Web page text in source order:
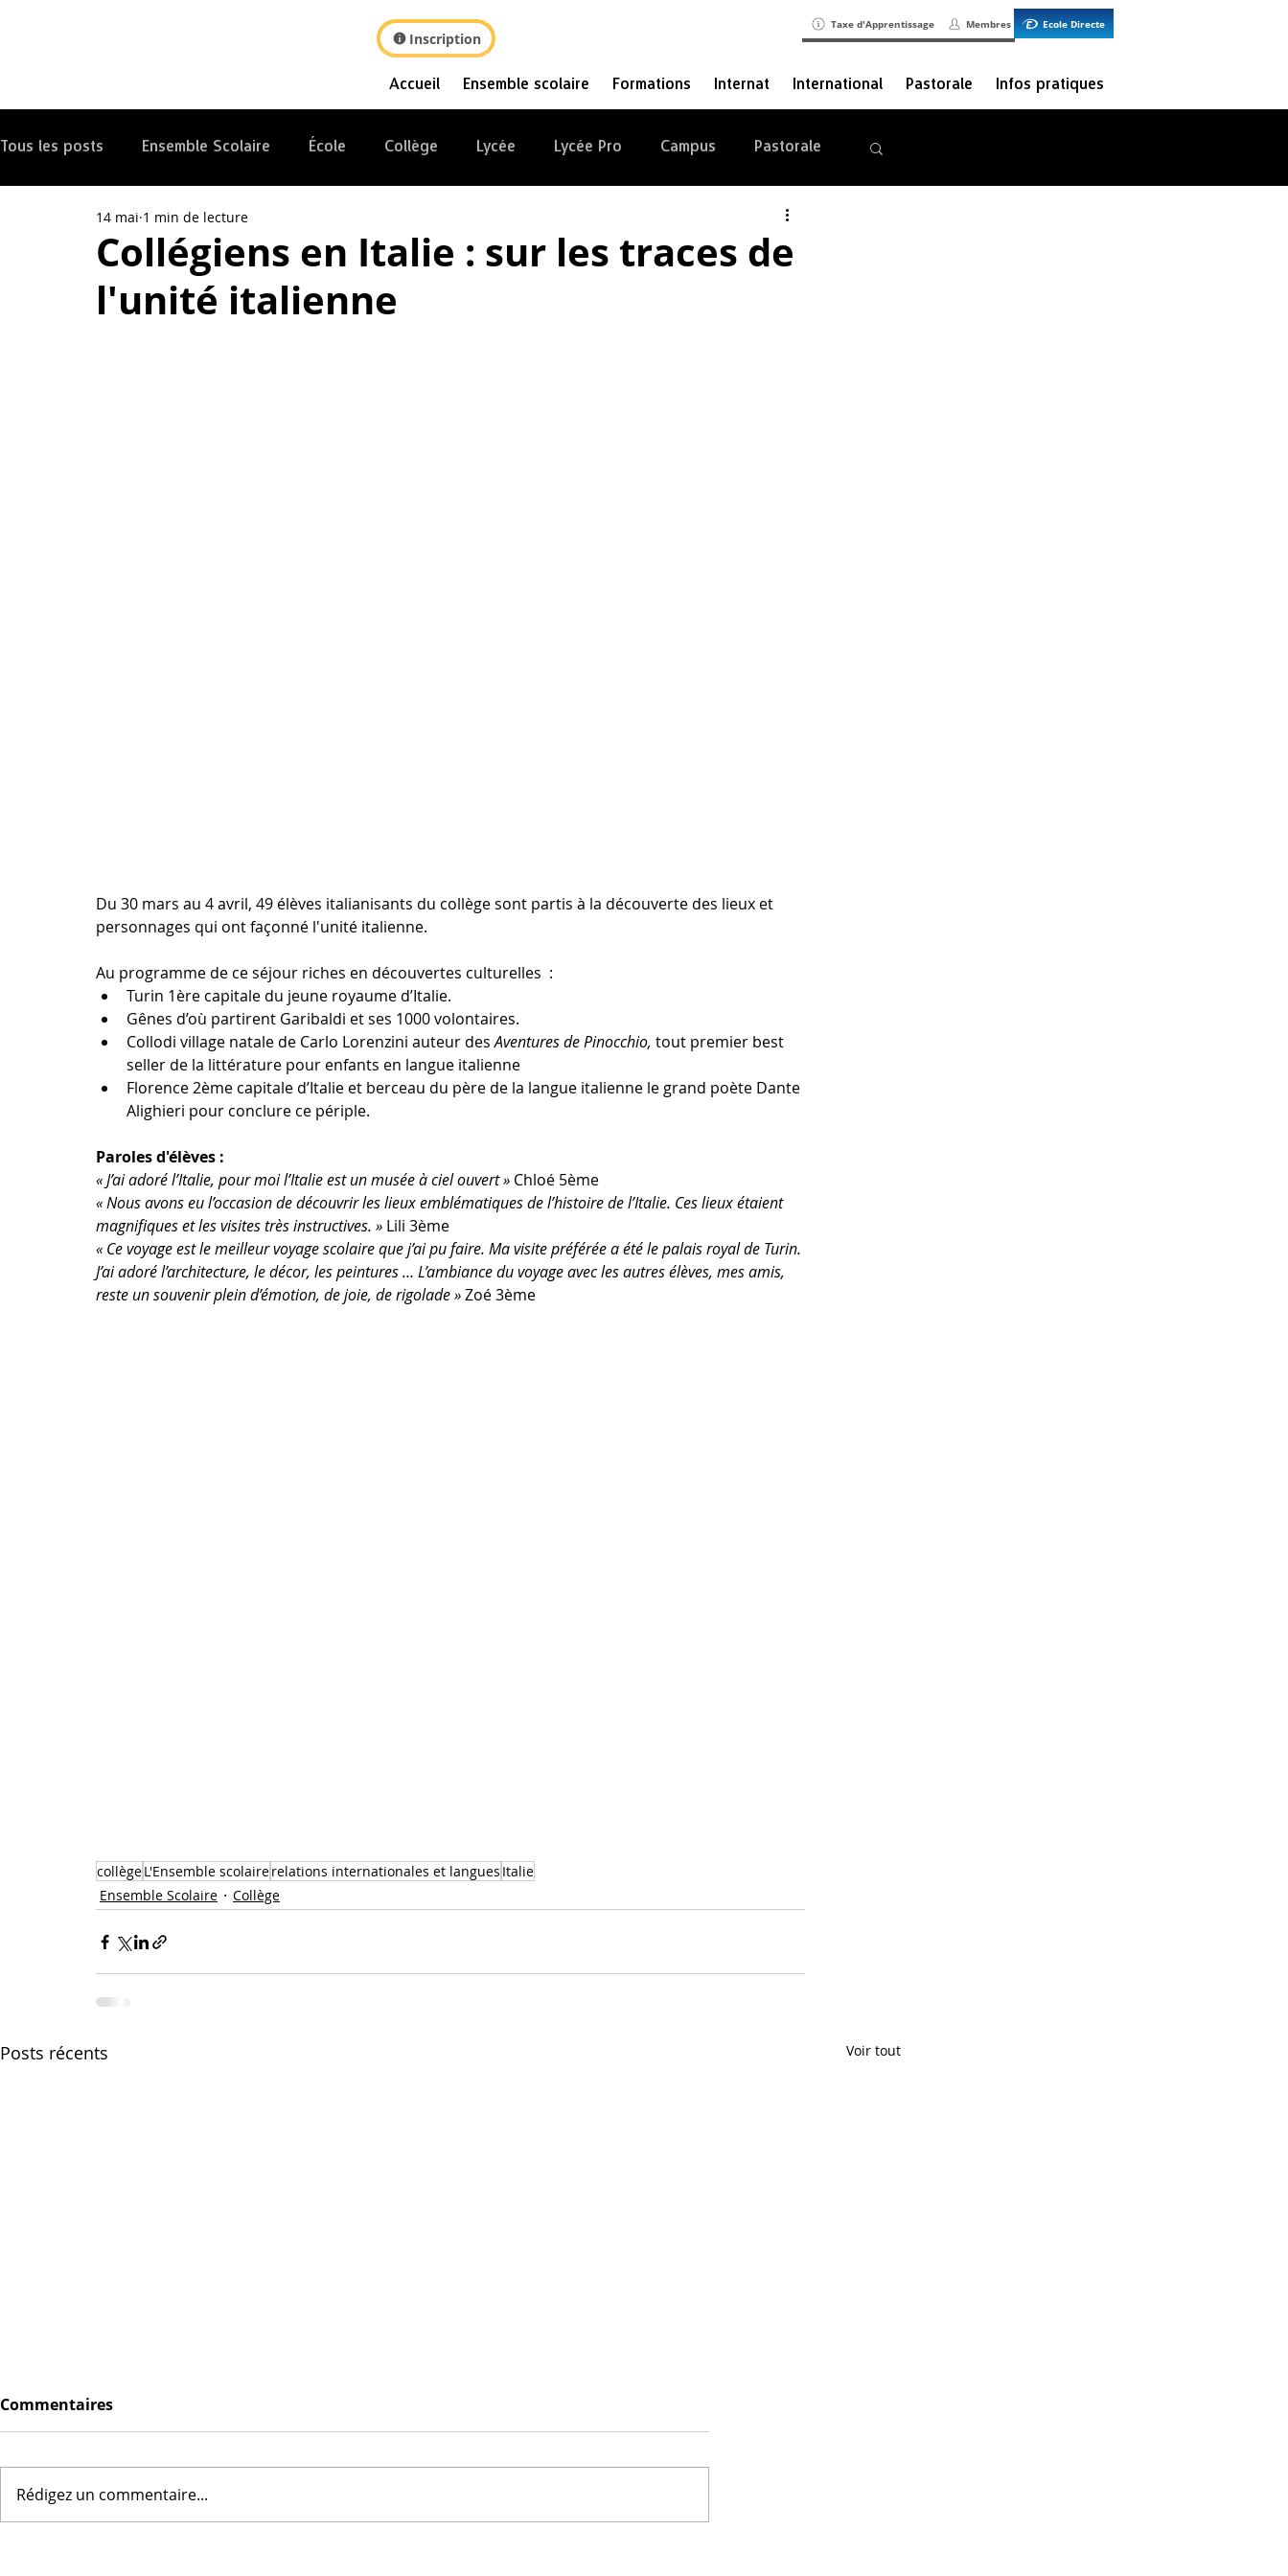
Inscription
Taxe d'Apprentissage Membres Ecole Directe
Accueil Ensemble scolaire Formations Internat International Pastorale Infos pratiques
Tous les posts Ensemble Scolaire École Collège Lycée Lycée Pro Campus Pastorale
Collégiens en Italie : sur les traces de
l'unité italienne
14 mai 1 min de lecture
Du 30 mars au 4 avril, 49 élèves italianisants du collège sont partis à la découverte des lieux et
personnages qui ont façonné l'unité italienne.
Au programme de ce séjour riches en découvertes culturelles  :
Turin 1ère capitale du jeune royaume d’Italie.
Gênes d’où partirent Garibaldi et ses 1000 volontaires.
Collodi village natale de Carlo Lorenzini auteur des Aventures de Pinocchio, tout premier best
seller de la littérature pour enfants en langue italienne
Florence 2ème capitale d’Italie et berceau du père de la langue italienne le grand poète Dante
Alighieri pour conclure ce périple.
Paroles d'élèves :
« J’ai adoré l’Italie, pour moi l’Italie est un musée à ciel ouvert » Chloé 5ème
« Nous avons eu l’occasion de découvrir les lieux emblématiques de l’histoire de l’Italie. Ces lieux étaient
magnifiques et les visites très instructives. » Lili 3ème
« Ce voyage est le meilleur voyage scolaire que j’ai pu faire. Ma visite préférée a été le palais royal de Turin.
J’ai adoré l’architecture, le décor, les peintures … L’ambiance du voyage avec les autres élèves, mes amis,
reste un souvenir plein d’émotion, de joie, de rigolade » Zoé 3ème
collègeL'Ensemble scolairerelations internationales et langues Italie
Ensemble Scolaire
Collège
Posts récents Voir tout
Bal des Terminales
Commentaires
Rédigez un commentaire...